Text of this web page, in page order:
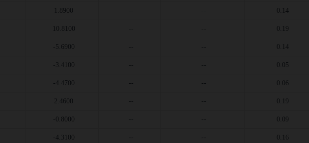
1.8900 -- -- 0.14
10.8100 -- -- 0.19
-5.6900 -- -- 0.14
-3.4100 -- -- 0.05
-4.4700 -- -- 0.06
2.4600 -- -- 0.19
-0.8000 -- -- 0.09
-4.3100 -- -- 0.16